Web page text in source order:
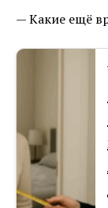
— Какие ещё